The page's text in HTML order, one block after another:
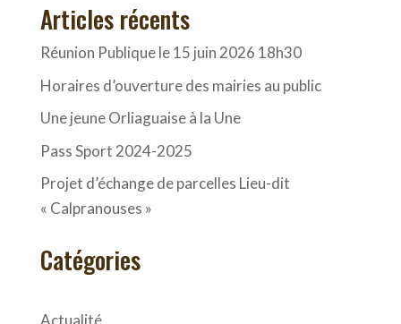
Articles récents
Réunion Publique le 15 juin 2026 18h30
Horaires d’ouverture des mairies au public
Une jeune Orliaguaise à la Une
Pass Sport 2024-2025
Projet d’échange de parcelles Lieu-dit
« Calpranouses »
Catégories
Actualité